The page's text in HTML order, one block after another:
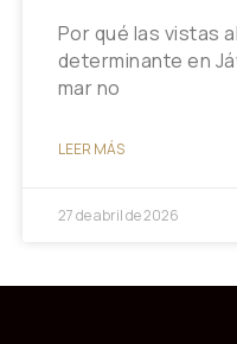
Por qué las vistas
determinante en
mar no
LEER MÁS
27 de abril de 2026